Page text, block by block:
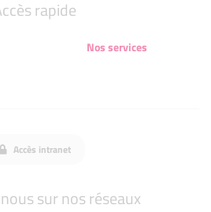
rapide
Nos services
Accès intranet
sur nos réseaux